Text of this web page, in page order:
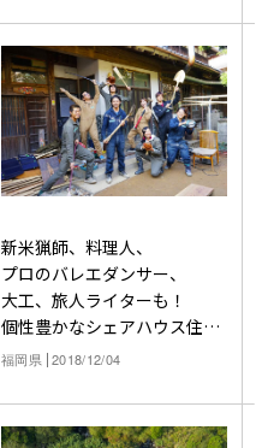
新米猟師、料理人、
プロのバレエダンサー、
大工、旅人ライターも！
個性豊かなシェアハウス住人
のお話。
福岡県 2018/12/04